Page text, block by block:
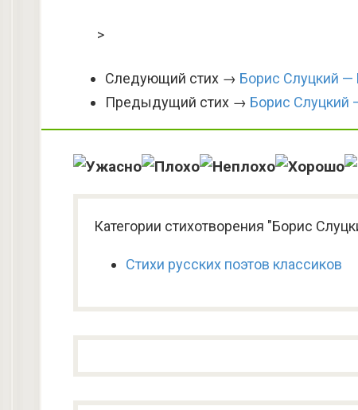
>
Следующий стих → Борис Слуцкий —
Предыдущий стих → Борис Слуцкий
Категории стихотворения "Борис
Стихи русских поэтов классиков